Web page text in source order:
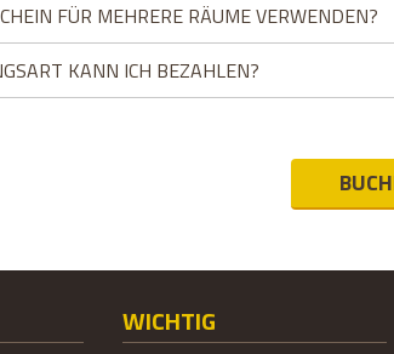
FÜR MEHRERE RÄUME VERWENDEN?
KANN ICH BEZAHLEN?
WICHTIG